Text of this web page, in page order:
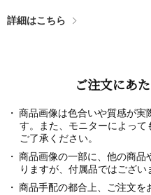
詳細はこちら
ご注文にあ
商品画像は色合いや質感が実
す。また、モニターによっ
ご了承ください。
商品画像の一部に、他の商品
りますが、付属品ではござい
商品手配の都合上、ご注文を